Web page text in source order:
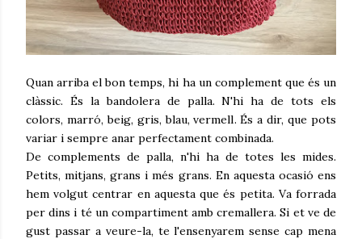
Quan arriba el bon temps, hi ha un complement que és un
clàssic. És la bandolera de palla. N'hi ha de tots els
colors, marró, beig, gris, blau, vermell. És a dir, que pots
variar i sempre anar perfectament combinada.
De complements de palla, n'hi ha de totes les mides.
Petits, mitjans, grans i més grans. En aquesta ocasió ens
hem volgut centrar en aquesta que és petita. Va forrada
per dins i té un compartiment amb cremallera. Si et ve de
gust passar a veure-la, te l'ensenyarem sense cap mena